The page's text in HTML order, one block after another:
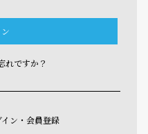
れですか？
ン・会員登録